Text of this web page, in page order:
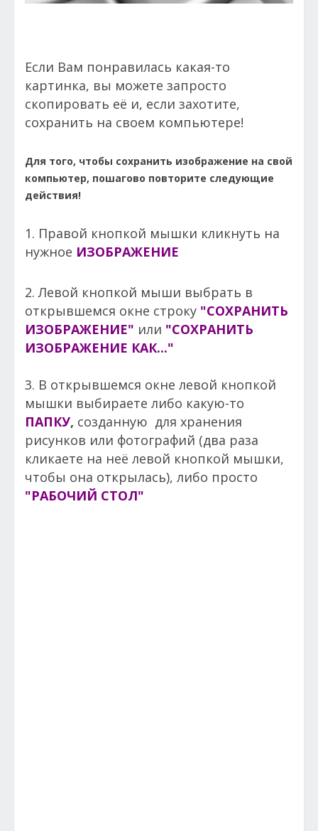
Если Вам понравилась какая-то
картинка, вы можете запросто
скопировать её и, если захотите,
сохранить на своем компьютере!
Для того, чтобы сохранить изображение на свой
компьютер, пошагово повторите следующие
действия!
1. Правой кнопкой мышки кликнуть на
нужное ИЗОБРАЖЕНИЕ
2. Левой кнопкой мыши выбрать в
открывшемся окне строку "СОХРАНИТЬ
ИЗОБРАЖЕНИЕ" или "СОХРАНИТЬ
ИЗОБРАЖЕНИЕ КАК..."
3. В открывшемся окне левой кнопкой
мышки выбираете либо какую-то
ПАПКУ, созданную для хранения
рисунков или фотографий (два раза
кликаете на неё левой кнопкой мышки,
чтобы она открылась), либо просто
"РАБОЧИЙ СТОЛ"